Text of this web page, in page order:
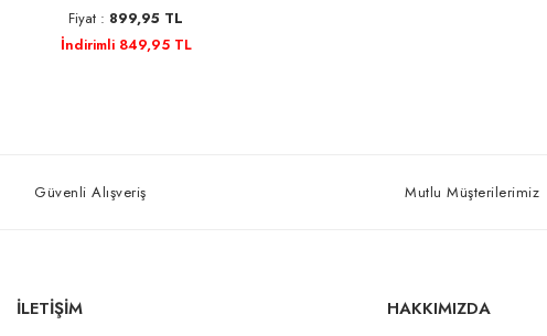
Fiyat : 899,95 TL
İndirimli 849,95 TL
Güvenli Alışveriş Mutlu Müşterilerimiz
İLETİŞİM HAKKIMIZDA